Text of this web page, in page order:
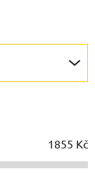
1855 Kč